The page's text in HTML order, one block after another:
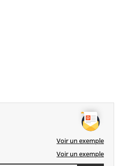
Voir un exemple
Voir un exemple